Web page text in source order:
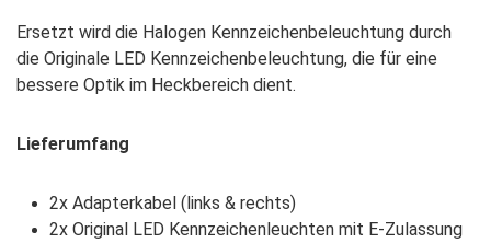
Ersetzt wird die Halogen Kennzeichenbeleuchtung durch
die Originale LED Kennzeichenbeleuchtung, die für eine
bessere Optik im Heckbereich dient.
Lieferumfang
2x Adapterkabel (links & rechts)
2x Original LED Kennzeichenleuchten mit E-Zulassung